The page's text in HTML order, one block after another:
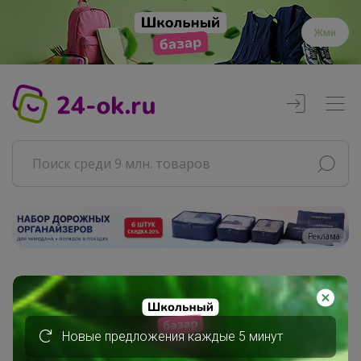
Жми
Реклама
Главная
Совместные покупки
СП общение! Анонсы, вопросы, обсуждалки!
Обучение для начинающих СП-шопоголиков
Новые предложения каждые 5 минут